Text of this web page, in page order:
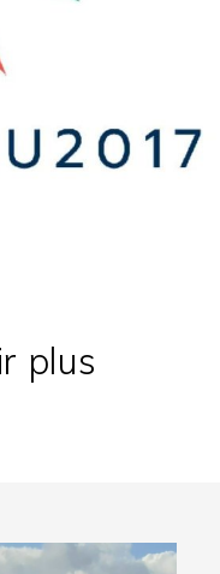
plus